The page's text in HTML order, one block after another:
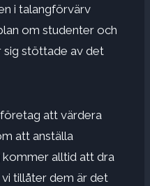
i talangförvärv
om studenter och
sig stöttade av det
att värdera
att anställa
alltid att dra
tillåter dem är det